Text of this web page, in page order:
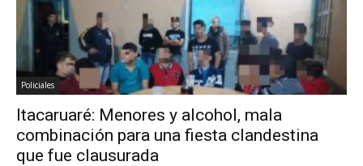
Policiales
Itacaruaré: Menores y alcohol, mala
combinación para una fiesta clandestina
que fue clausurada